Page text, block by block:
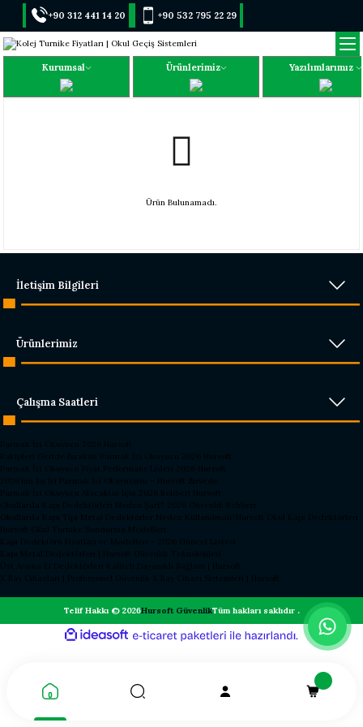
+90 312 441 14 20 +90 532 795 22 29
Kurumsal Ürünlerimiz Yazılımlarımız
Ürün Bulunamadı.
İletişim Bilgileri
Ürünlerimiz
Çalışma Saatleri
Parmak İzi Okuyucu 2026 Hursoft
Rakipleri Geride Bırakan Parmak İzi Okuyucu 2026 Hursoft
Parmak İzi Okuyucu Fiyat Performans Lideri 2026 Hursoft
2026’nın En İyi Parmak İzi Okuyucusu – Hursoft Zirvede
Parmak İzi Okuyucu Alacaklar İçin 2026 Rehberi Hursoft
Okullarda Kapı Dedektörleri Neden Şart? 2026 Güvenlik Rehberi
Okullarda Kapı Tipi Metal Dedektörler Neden Kullanılmalı?Hursoft Okul Kapı Dedektörleri
Hursoft Okul Turnike Sundurma Modelleri
Kapı Dedektörü Fiyatları ve Modelleri - 2026 Güncel Listesi
Kapı Metal Dedektörleri | Hursoft Güvenlik Teknolojileri
Üst Arama El Dedektörleri Kaliteli Dayanıklı Sağlam | Hursoft
X Ray Cihazları | Profesyonel Güvenlik X Ray Cihazı Sistemleri | Hursoft
Telif Hakkı © 2026Hursoft GüvenlikTüm hakları saklıdır .
ideasoft
e-
ile
hazırlandı.